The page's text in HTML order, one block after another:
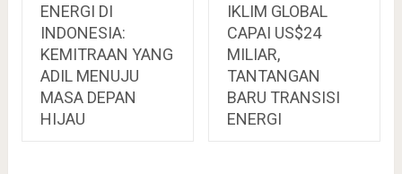
ENERGI DI
INDONESIA:
KEMITRAAN YANG
ADIL MENUJU
MASA DEPAN
HIJAU
IKLIM GLOBAL
CAPAI US$24
MILIAR,
TANTANGAN
BARU TRANSISI
ENERGI